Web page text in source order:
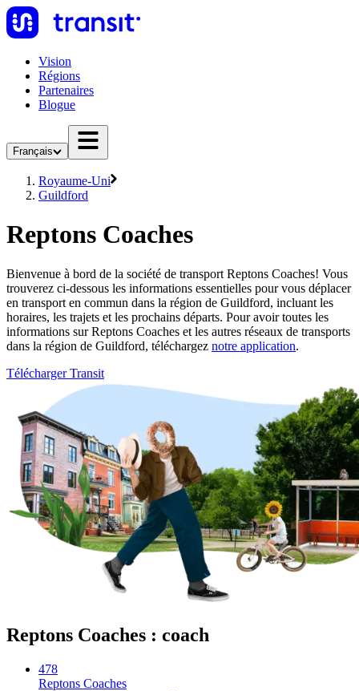
Vision
Régions
Partenaires
Blogue
Français
Royaume-Uni
Guildford
Reptons Coaches
Bienvenue à bord de la société de transport Reptons Coaches! Vous
trouverez ci-dessous les informations essentielles pour vous déplacer
en transport en commun dans la région de Guildford, incluant les
horaires, les trajets et les prochains départs. Pour avoir toutes les
informations sur Reptons Coaches et les autres réseaux de transports
dans la région de Guildford, téléchargez notre application.
Télécharger Transit
Reptons Coaches : coach
478
Reptons Coaches